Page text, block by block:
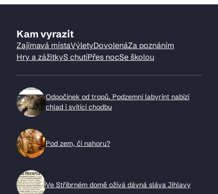
Kam vyrazit
Zajímavá místaVýletyDovolenáZa poznáním
Hry a zážitkyS chutíPřes nocSe školou
Odpočinek od tropů. Podzemní labyrint nabízí
chlad i svítící chodbu
Pod zem, či nahoru?
Ve Stříbrném domě ožívá dávná sláva Jihlavy